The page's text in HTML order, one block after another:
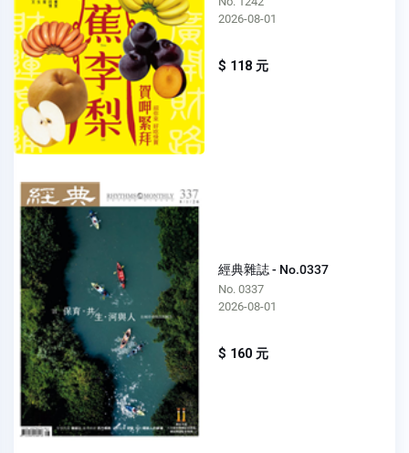
2026-08-01
$ 118 元
經典雜誌 - No.0337
No. 0337
2026-08-01
$ 160 元